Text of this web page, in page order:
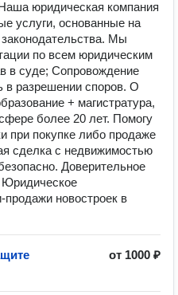
юридическая компания
услуги, основанные на
Мы
по всем юридическим
в суде; Сопровождение
в разрешении споров. О
+ магистратура,
более 20 лет. Помогу
при покупке либо продаже
сделка с недвижимостью
Доверительное
новостроек в
от 1000 ₽